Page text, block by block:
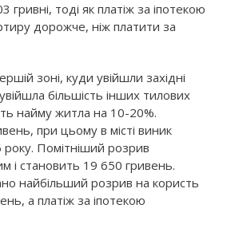
гривні, тоді як платіж за іпотекою
дорожче, ніж платити за
зоні, куди увійшли західні
більшість інших тилових
найму житла на 10-20%.
при цьому в місті виник
року. Помітніший розрив
і становить 19 650 гривень.
найбільший розрив на користь
а платіж за іпотекою